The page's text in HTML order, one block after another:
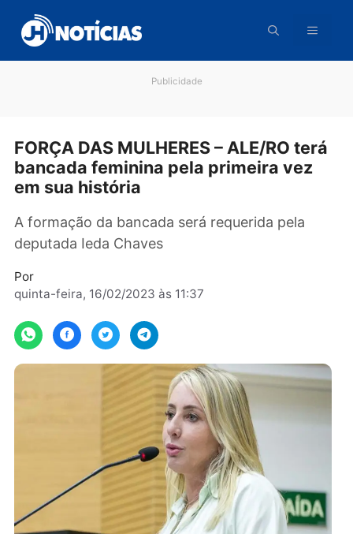
para
conteúdo
FORÇA DAS MULHERES – ALE/RO
bancada feminina pela primeira vez
A formação da bancada será requerida pela
deputada Ieda Chaves
quinta-feira, 16/02/2023 às 11:37